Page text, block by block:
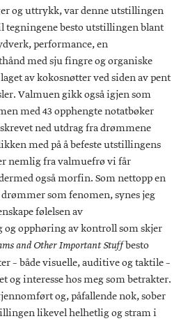
og uttrykk, var denne utstillingen
besto utstillingen blant
performance, en
med sju fingre og organiske
av kokosnøtter ved siden av pent
Valmuen gikk også igjen som
med 43 opphengte notatbøker
ned utdrag fra drømmene
med på å befeste utstillingens
nemlig fra valmuefrø vi får
også morfin. Som nettopp en
som fenomen, synes jeg
følelsen av
opphøring av kontroll som skjer
and Other Important Stuffbesto
– både visuelle, auditive og taktile –
og interesse hos meg som betrakter.
og, påfallende nok, sober
likevel helhetlig og stram i